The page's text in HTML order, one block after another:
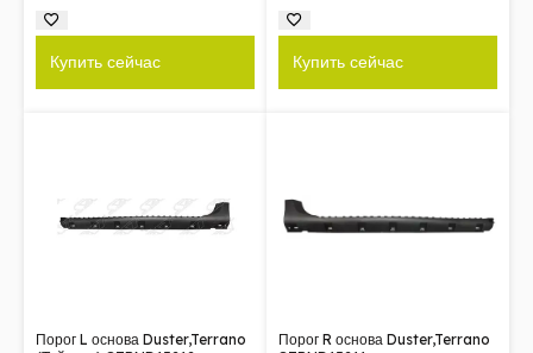
Купить сейчас Купить сейчас
Порог L основа Duster,Terrano
Порог R основа Duster,Terrano